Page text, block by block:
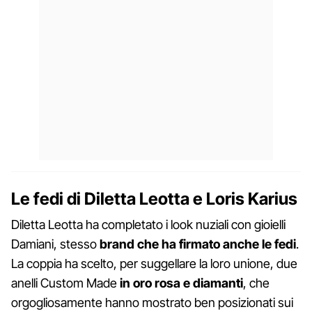
Le fedi di Diletta Leotta e Loris Karius
Diletta Leotta ha completato i look nuziali con gioielli
Damiani, stessobrand che ha firmato anche le fedi.
La coppia ha scelto, per suggellare la loro unione, due
anelli Custom Madein oro rosa e diamanti, che
orgogliosamente hanno mostrato ben posizionati sui